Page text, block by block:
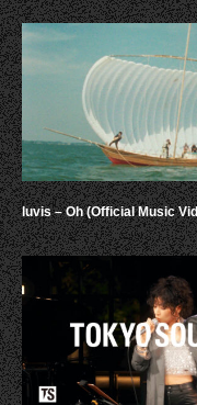
luvis – Oh (Official Music